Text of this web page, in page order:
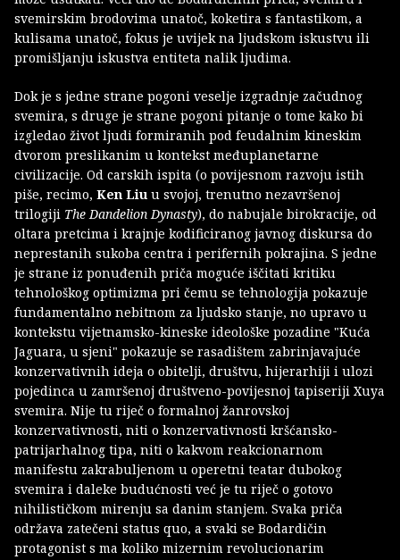
svemirskim brodovima unatoč, koketira s fantastikom, a
kulisama unatoč, fokus je uvijek na ljudskom iskustvu ili
promišljanju iskustva entiteta nalik ljudima.
Dok je s jedne strane pogoni veselje izgradnje začudnog
svemira, s druge je strane pogoni pitanje o tome kako bi
izgledao život ljudi formiranih pod feudalnim kineskim
dvorom preslikanim u kontekst međuplanetarne
civilizacije. Od carskih ispita (o povijesnom razvoju istih
piše, recimo, Ken Liu u svojoj, trenutno nezavršenoj
trilogiji The Dandelion Dynasty), do nabujale birokracije, od
oltara pretcima i krajnje kodificiranog javnog diskursa do
neprestanih sukoba centra i perifernih pokrajina. S jedne
je strane iz ponuđenih priča moguće iščitati kritiku
tehnološkog optimizma pri čemu se tehnologija pokazuje
fundamentalno nebitnom za ljudsko stanje, no upravo u
kontekstu vijetnamsko-kineske ideološke pozadine "Kuća
Jaguara, u sjeni" pokazuje se rasadištem zabrinjavajuće
konzervativnih ideja o obitelji, društvu, hijerarhiji i ulozi
pojedinca u zamršenoj društveno-povijesnoj tapiseriji Xuya
svemira. Nije tu riječ o formalnoj žanrovskoj
konzervativnosti, niti o konzervativnosti kršćansko-
patrijarhalnog tipa, niti o kakvom reakcionarnom
manifestu zakrabuljenom u operetni teatar dubokog
svemira i daleke budućnosti već je tu riječ o gotovo
nihilističkom mirenju sa danim stanjem. Svaka priča
održava zatečeni status quo, a svaki se Bodardičin
protagonist s ma koliko mizernim revolucionarim